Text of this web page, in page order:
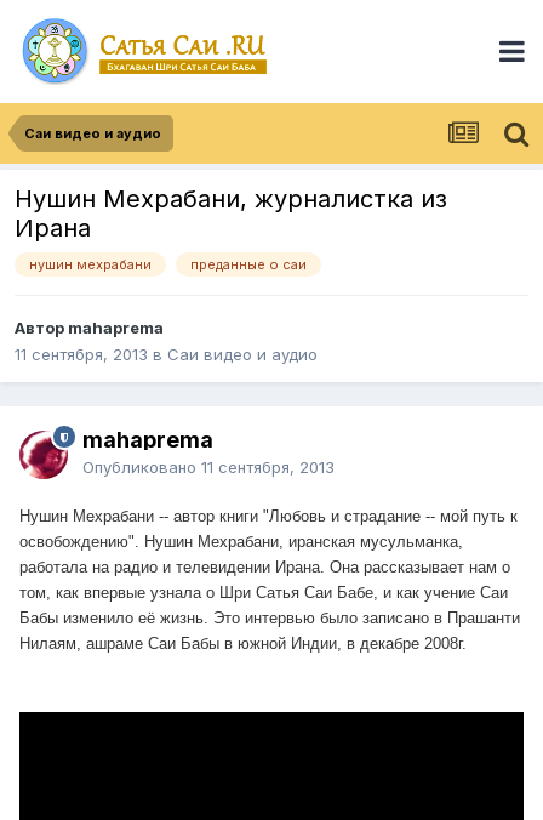
Саи видео и аудио
Нушин Мехрабани, журналистка из
Ирана
нушин мехрабани преданные о саи
Автор mahaprema
11 сентября, 2013 в Саи видео и аудио
mahaprema
Опубликовано 11 сентября, 2013
Нушин Мехрабани -- автор книги "Любовь и страдание -- мой путь к
освобождению". Нушин Мехрабани, иранская мусульманка,
работала на радио и телевидении Ирана. Она рассказывает нам о
том, как впервые узнала о Шри Сатья Саи Бабе, и как учение Саи
Бабы изменило её жизнь. Это интервью было записано в Прашанти
Нилаям, ашраме Саи Бабы в южной Индии, в декабре 2008г.